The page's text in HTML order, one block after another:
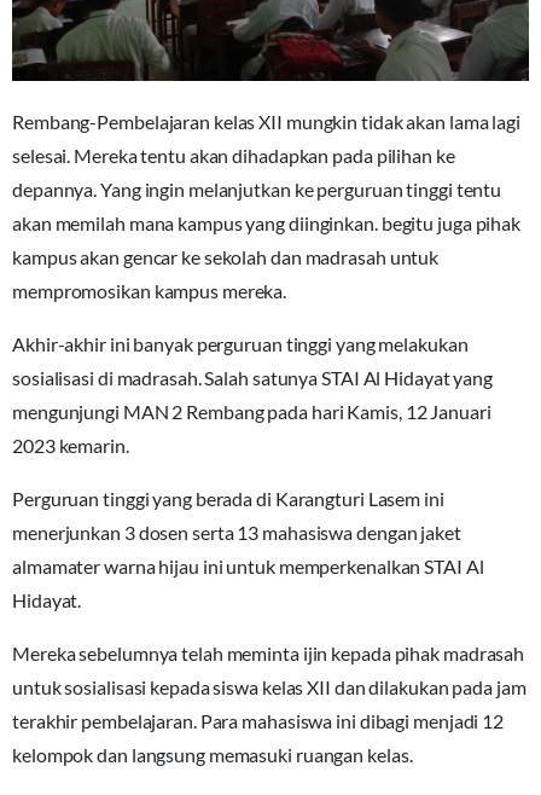
Rembang-Pembelajaran kelas XII mungkin tidak akan lama lagi
selesai. Mereka tentu akan dihadapkan pada pilihan ke
depannya. Yang ingin melanjutkan ke perguruan tinggi tentu
akan memilah mana kampus yang diinginkan. begitu juga pihak
kampus akan gencar ke sekolah dan madrasah untuk
mempromosikan kampus mereka.
Akhir-akhir ini banyak perguruan tinggi yang melakukan
sosialisasi di madrasah. Salah satunya STAI Al Hidayat yang
mengunjungi MAN 2 Rembang pada hari Kamis, 12 Januari
2023 kemarin.
Perguruan tinggi yang berada di Karangturi Lasem ini
menerjunkan 3 dosen serta 13 mahasiswa dengan jaket
almamater warna hijau ini untuk memperkenalkan STAI Al
Hidayat.
Mereka sebelumnya telah meminta ijin kepada pihak madrasah
untuk sosialisasi kepada siswa kelas XII dan dilakukan pada jam
terakhir pembelajaran. Para mahasiswa ini dibagi menjadi 12
kelompok dan langsung memasuki ruangan kelas.